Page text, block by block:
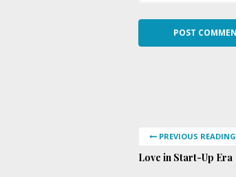
PREVIOUS READING
Love in Start-Up Era